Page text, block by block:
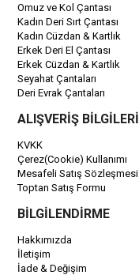
Omuz ve Kol Çantası
Kadın Deri Sırt Çantası
Kadın Cüzdan & Kartlık
Erkek Deri El Çantası
Erkek Cüzdan & Kartlık
Seyahat Çantaları
Deri Evrak Çantaları
ALIŞVERİŞ BİLGİLERİ
KVKK
Çerez(Cookie) Kullanımı
Mesafeli Satış Sözleşmesi
Toptan Satış Formu
BİLGİLENDİRME
Hakkımızda
İletişim
İade & Değişim